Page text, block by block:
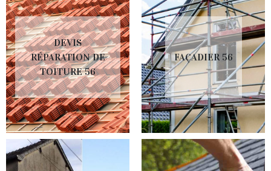
DEVIS
RÉPARATION DE
TOITURE 56
FAÇADIER 56